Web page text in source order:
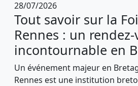
28/07/2026
Tout savoir sur la
Rennes : un
incontournable en
Un événement majeur en
Rennes est une institution